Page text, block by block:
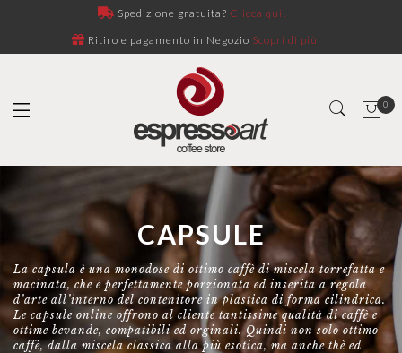
Spedizione gratuita? Clicca qui!
Ritiro e pagamento in Negozio Scopri di più
0
CAPSULE
La capsula è una monodose di ottimo caffè di miscela torrefatta e
macinata, che è perfettamente porzionata ed inserita a regola
d’arte all’interno del contenitore in plastica di forma cilindrica.
Le capsule online offrono al cliente tantissime qualità di caffè e
ottime bevande, compatibili ed orginali. Quindi non solo ottimo
caffè, dalla miscela classica alla più esotica, ma anche thè ed